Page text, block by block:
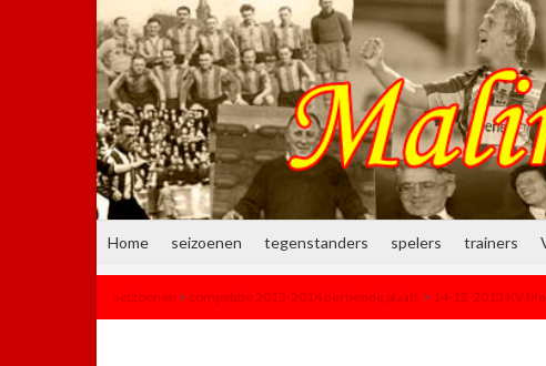
Home seizoenen tegenstanders spelers trainers
seizoenen > competitie 2013-2014 dertiende plaats > 14-12-2013 KV